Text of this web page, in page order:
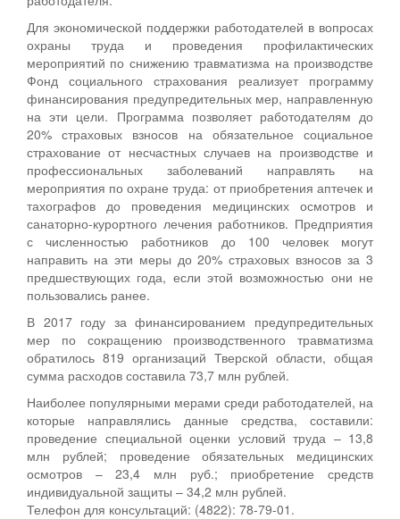
Для экономической поддержки работодателей в вопросах
охраны труда и проведения профилактических
мероприятий по снижению травматизма на производстве
Фонд социального страхования реализует программу
финансирования предупредительных мер, направленную
на эти цели. Программа позволяет работодателям до
20% страховых взносов на обязательное социальное
страхование от несчастных случаев на производстве и
профессиональных заболеваний направлять на
мероприятия по охране труда: от приобретения аптечек и
тахографов до проведения медицинских осмотров и
санаторно-курортного лечения работников. Предприятия
с численностью работников до 100 человек могут
направить на эти меры до 20% страховых взносов за 3
предшествующих года, если этой возможностью они не
пользовались ранее.
В 2017 году за финансированием предупредительных
мер по сокращению производственного травматизма
обратилось 819 организаций Тверской области, общая
сумма расходов составила 73,7 млн рублей.
Наиболее популярными мерами среди работодателей, на
которые направлялись данные средства, составили:
проведение специальной оценки условий труда – 13,8
млн рублей; проведение обязательных медицинских
осмотров – 23,4 млн руб.; приобретение средств
индивидуальной защиты – 34,2 млн рублей.
Телефон для консультаций: (4822): 78-79-01.